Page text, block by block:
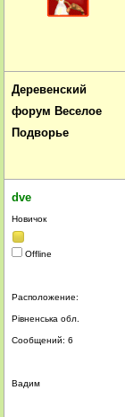
Деревенский
форум Веселое
Подворье
dve
Новичок
Offline
Расположение:
Рівненська обл.
Сообщений: 6
Вадим